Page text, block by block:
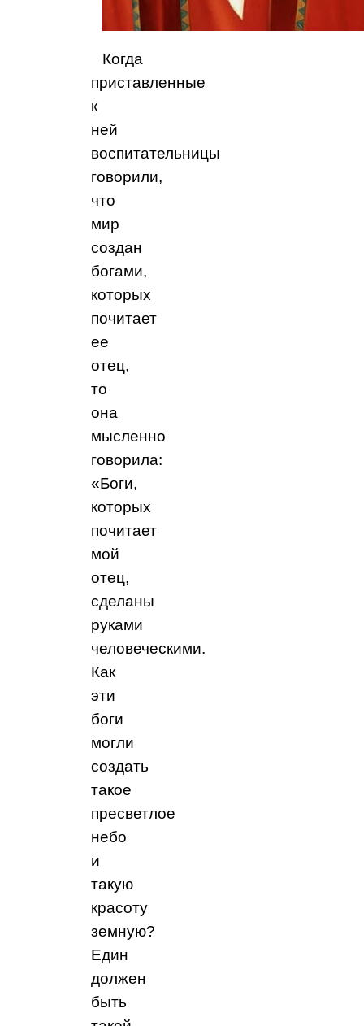
Когда
приставленные
к
ней
воспитательницы
говорили,
что
мир
создан
богами,
которых
почитает
ее
отец,
то
она
мысленно
говорила:
«Боги,
которых
почитает
мой
отец,
сделаны
руками
человеческими.
Как
эти
боги
могли
создать
такое
пресветлое
небо
и
такую
красоту
земную?
Един
должен
быть